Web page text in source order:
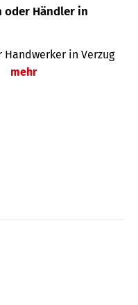
Händler in
in Verzug
mehr